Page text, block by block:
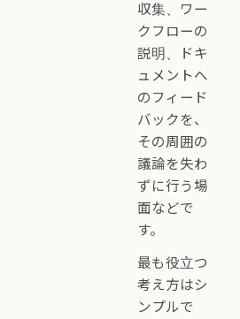
収集、ワー
クフローの
説明、ドキ
ュメントへ
のフィード
バックを、
その周囲の
議論を失わ
ずに行う場
面などで
す。
最も役立つ
考え方はシ
ンプルで